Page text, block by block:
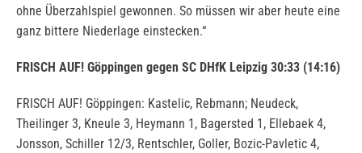
ohne Überzahlspiel gewonnen. So müssen wir aber heute eine
ganz bittere Niederlage einstecken.“
FRISCH AUF! Göppingen gegen SC DHfK Leipzig 30:33 (14:16)
FRISCH AUF! Göppingen: Kastelic, Rebmann; Neudeck,
Theilinger 3, Kneule 3, Heymann 1, Bagersted 1, Ellebaek 4,
Jonsson, Schiller 12/3, Rentschler, Goller, Bozic-Pavletic 4,